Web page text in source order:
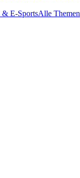
& E-SportsAlle Themen